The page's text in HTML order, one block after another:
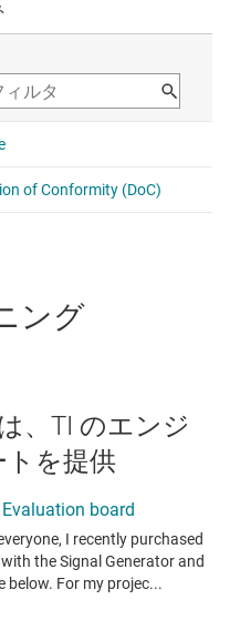
ング
、TI のエンジ
を提供